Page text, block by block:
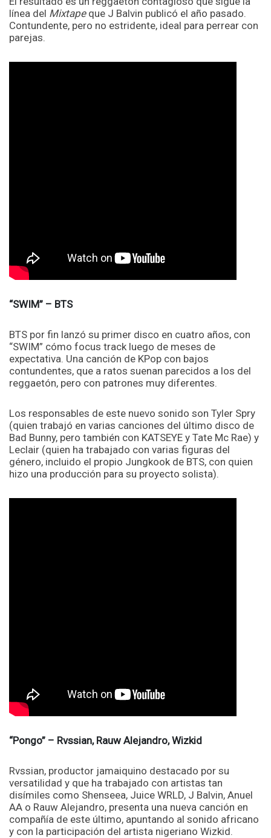
línea del Mixtapeque J Balvin publicó el año pasado.
Contundente, pero no estridente, ideal para perrear con
parejas.
“SWIM” – BTS
BTS por fin lanzó su primer disco en cuatro años, con
“SWIM” cómo focus track luego de meses de
expectativa. Una canción de KPop con bajos
contundentes, que a ratos suenan parecidos a los del
reggaetón, pero con patrones muy diferentes.
Los responsables de este nuevo sonido son Tyler Spry
(quien trabajó en varias canciones del último disco de
Bad Bunny, pero también con KATSEYE y Tate Mc Rae) y
Leclair (quien ha trabajado con varias figuras del
género, incluido el propio Jungkook de BTS, con quien
hizo una producción para su proyecto solista).
“Pongo” – Rvssian, Rauw Alejandro, Wizkid
Rvssian, productor jamaiquino destacado por su
versatilidad y que ha trabajado con artistas tan
disímiles como Shenseea, Juice WRLD, J Balvin, Anuel
AA o Rauw Alejandro, presenta una nueva canción en
compañía de este último, apuntando al sonido africano
y con la participación del artista nigeriano Wizkid.